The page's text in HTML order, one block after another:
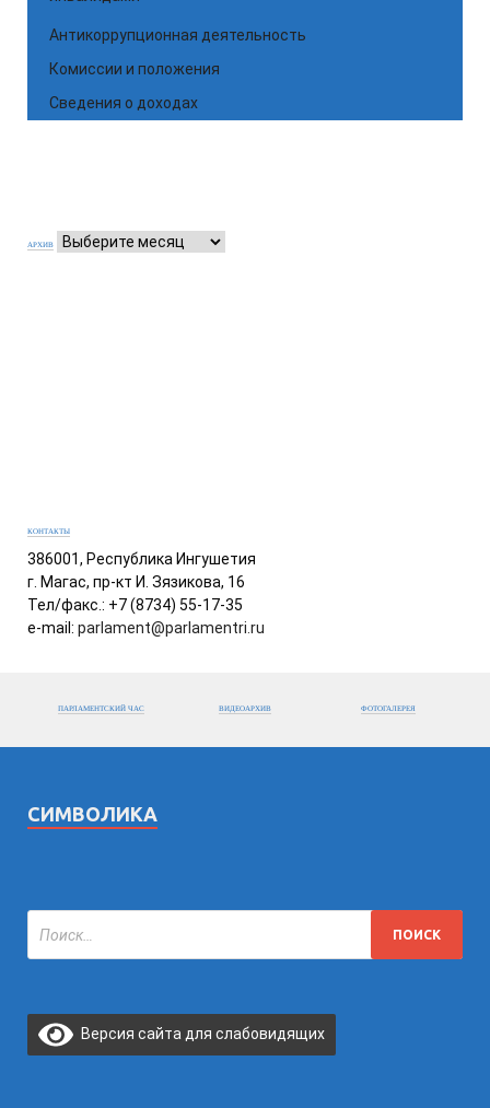
Антикоррупционная деятельность
Комиссии и положения
Сведения о доходах
АРХИВ
КОНТАКТЫ
386001, Республика Ингушетия
г. Магас, пр-кт И. Зязикова, 16
Тел/факс.: +7 (8734) 55-17-35
e-mail: parlament@parlamentri.ru
ПАРЛАМЕНТСКИЙ ЧАС ВИДЕОАРХИВ ФОТОГАЛЕРЕЯ
СИМВОЛИКА
Версия сайта для слабовидящих